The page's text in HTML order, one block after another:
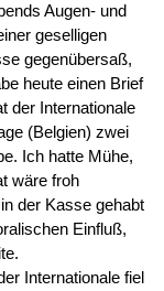
Augen- und
geselligen
gegenübersaß,
heute einen Brief
der Internationale
(Belgien) zwei
Ich hatte Mühe,
wäre froh
der Kasse gehabt
Einfluß,
Internationale fiel